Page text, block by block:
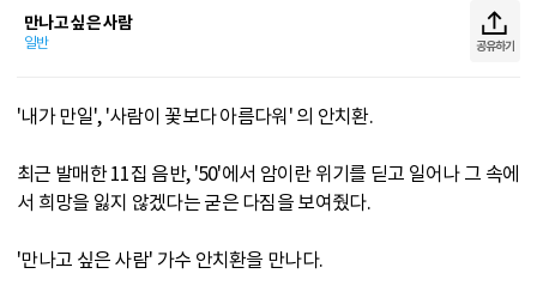
만나고 싶은 사람
일반 공유하기
'내가 만일', '사람이 꽃보다 아름다워' 의 안치환.
최근 발매한 11집 음반, '50'에서 암이란 위기를 딛고 일어나 그 속에
서 희망을 잃지 않겠다는 굳은 다짐을 보여줬다.
'만나고 싶은 사람' 가수 안치환을 만나다.